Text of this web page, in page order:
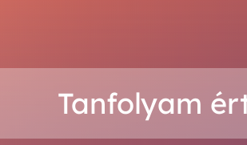
Tanfolyam